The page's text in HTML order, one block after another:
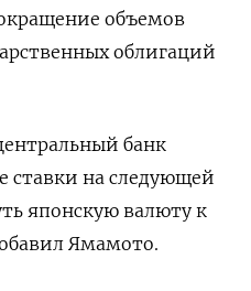
объемов
облигаций
банк
ставки на следующей
японскую валюту к
Ямамото.